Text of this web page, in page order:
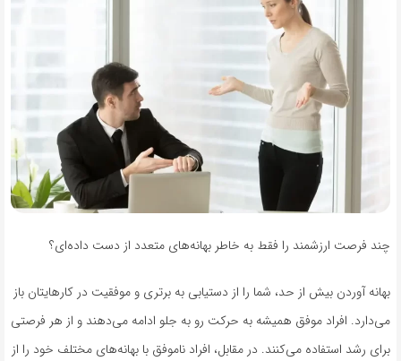
چند فرصت ارزشمند را فقط به خاطر بهانه‌های متعدد از دست داده‌ای؟
بهانه آوردن بیش از حد، شما را از دستیابی به برتری و موفقیت در کارهایتان باز
می‌دارد. افراد موفق همیشه به حرکت رو به جلو ادامه می‌دهند و از هر فرصتی
برای رشد استفاده می‌کنند. در مقابل، افراد ناموفق با بهانه‌های مختلف خود را از